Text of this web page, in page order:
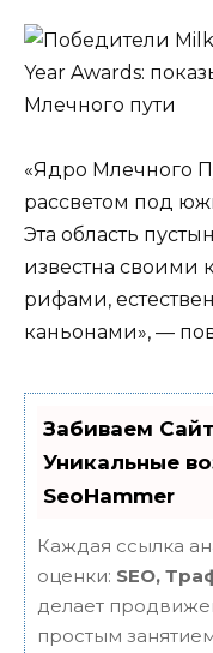
«Ядро Млечного
рассветом под
Эта область
известна своими
рифами,
каньонами», —
Забиваем
Уникальные
SeoHammer
Каждая ссылка
оценки: SEO,
делает
простым